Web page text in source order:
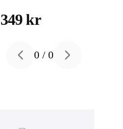
349 kr
Previous slide
0 /0 Next slide